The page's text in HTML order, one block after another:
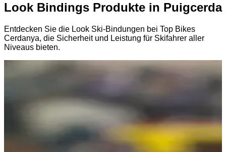
Look Bindings Produkte in Puigcerda
Entdecken Sie die Look Ski-Bindungen bei Top Bikes
Cerdanya, die Sicherheit und Leistung für Skifahrer aller
Niveaus bieten.